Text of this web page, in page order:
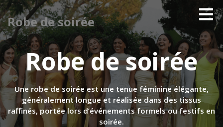
Robe de soirée
Robe de soirée
Une robe de soirée est une tenue féminine élégante,
généralement longue et réalisée dans des tissus
raffinés, portée lors d’événements formels ou festifs en
soirée.